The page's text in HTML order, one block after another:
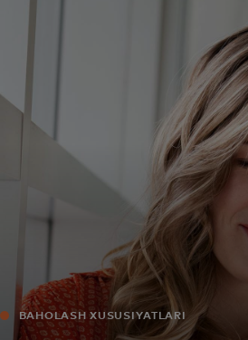
Butun dunyo uchun
Innovatorlar uchun
Yangiliklar va trendlar
BAHOLASH XUSUSIYATLARI